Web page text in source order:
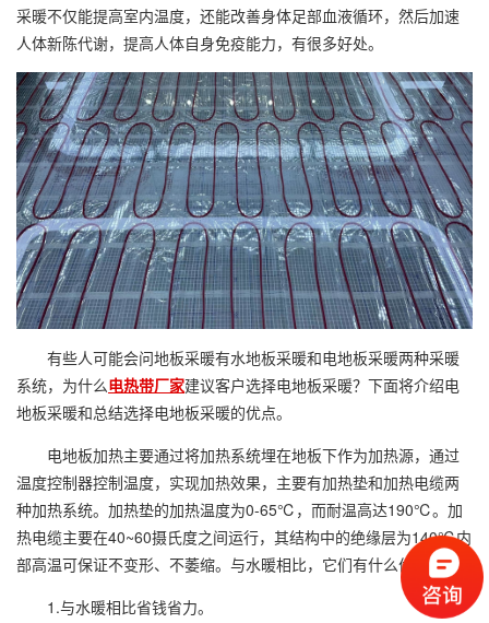
采暖不仅能提高室内温度，还能改善身体足部血液循环，然后加速
人体新陈代谢，提高人体自身免疫能力，有很多好处。
有些人可能会问地板采暖有水地板采暖和电地板采暖两种采暖
系统，为什么电热带厂家建议客户选择电地板采暖？下面将介绍电
地板采暖和总结选择电地板采暖的优点。
电地板加热主要通过将加热系统埋在地板下作为加热源，通过
温度控制器控制温度，实现加热效果，主要有加热垫和加热电缆两
种加热系统。加热垫的加热温度为0-65℃，而耐温高达190℃。加
热电缆主要在40~60摄氏度之间运行，其结构中的绝缘层为140℃内
部高温可保证不变形、不萎缩。与水暖相比，它们有什么优点？
1.与水暖相比省钱省力。